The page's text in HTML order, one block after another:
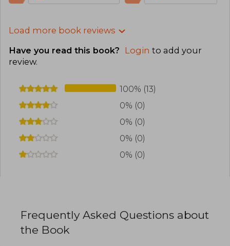
Load more book reviews
Have you read this book? Login to add your
review.
100% (13)
0% (0)
0% (0)
0% (0)
0% (0)
Frequently Asked Questions about
the Book